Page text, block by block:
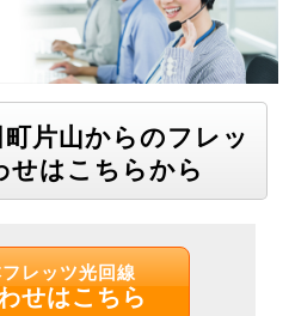
片山からのフレッ
せはこちらから
レッツ光回線
せはこちら